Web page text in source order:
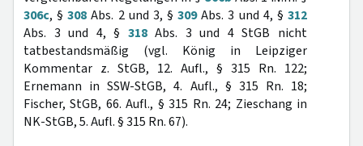
306c, §308 Abs. 2 und 3, §309Abs. 3 und 4, §312
Abs. 3 und 4, § 318Abs. 3 und 4 StGB nicht
tatbestandsmäßig (vgl. König in Leipziger
Kommentar z. StGB, 12. Aufl., § 315 Rn. 122;
Ernemann in SSW-StGB, 4. Aufl., § 315 Rn. 18;
Fischer, StGB, 66. Aufl., § 315 Rn. 24; Zieschang in
NK-StGB, 5. Aufl. § 315 Rn. 67).